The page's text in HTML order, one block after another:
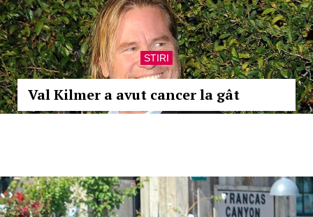
STIRI
Val Kilmer a avut cancer la gât